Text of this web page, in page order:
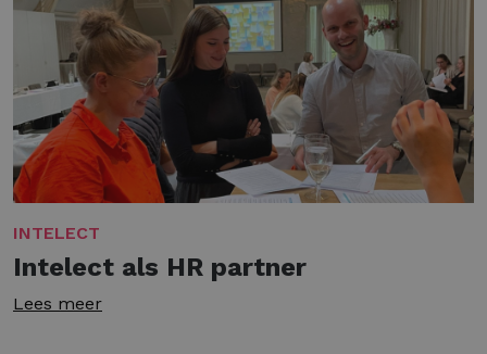
INTELECT
Intelect als HR partner
Lees meer